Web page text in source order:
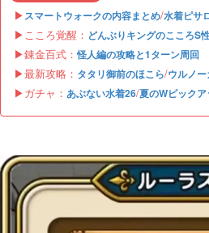
▶︎スマートウォークの内容まとめ/水着ピサ
▶︎こころ覚醒： どんぶりキングのこころS
▶︎錬金百式：怪人編の攻略と1ターン周回
▶︎最新攻略： タタリ御前のほこら/ウルノ
▶︎ガチャ： あぶない水着26/夏のWピック